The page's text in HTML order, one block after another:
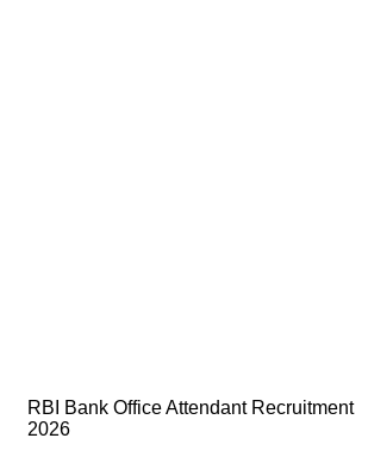
RBI Bank Office Attendant Recruitment
2026